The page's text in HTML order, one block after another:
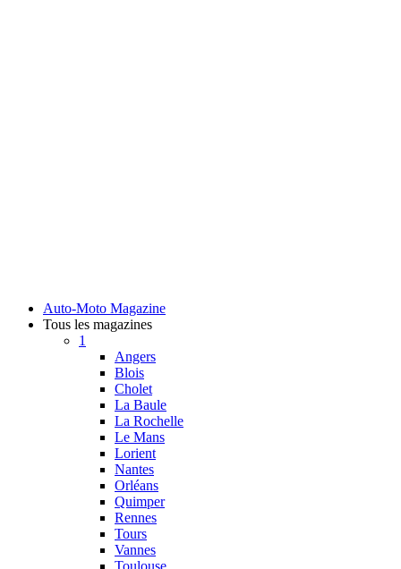
Auto-Moto Magazine
Tous les magazines
1
Angers
Blois
Cholet
La Baule
La Rochelle
Le Mans
Lorient
Nantes
Orléans
Quimper
Rennes
Tours
Vannes
Toulouse